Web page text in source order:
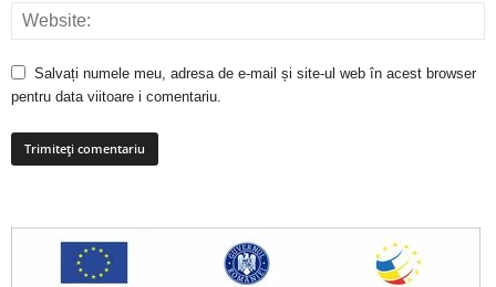
Salvați numele meu, adresa de e-mail și site-ul web în acest browser
pentru data viitoare i comentariu.